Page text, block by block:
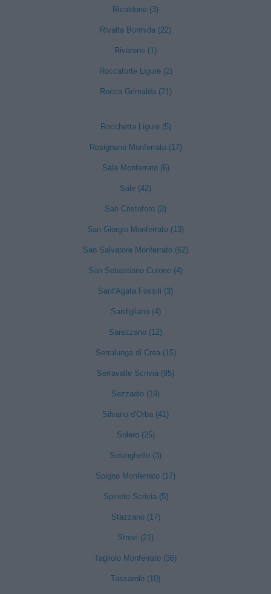
Ricaldone (3)
Rivalta Bormida (22)
Rivarone (1)
Roccaforte Ligure (2)
Rocca Grimalda (21)
Rocchetta Ligure (5)
Rosignano Monferrato (17)
Sala Monferrato (6)
Sale (42)
San Cristoforo (3)
San Giorgio Monferrato (13)
San Salvatore Monferrato (62)
San Sebastiano Curone (4)
Sant'Agata Fossili (3)
Sardigliano (4)
Sarezzano (12)
Serralunga di Crea (15)
Serravalle Scrivia (95)
Sezzadio (19)
Silvano d'Orba (41)
Solero (25)
Solonghello (3)
Spigno Monferrato (17)
Spineto Scrivia (5)
Stazzano (17)
Strevi (21)
Tagliolo Monferrato (36)
Tassarolo (10)